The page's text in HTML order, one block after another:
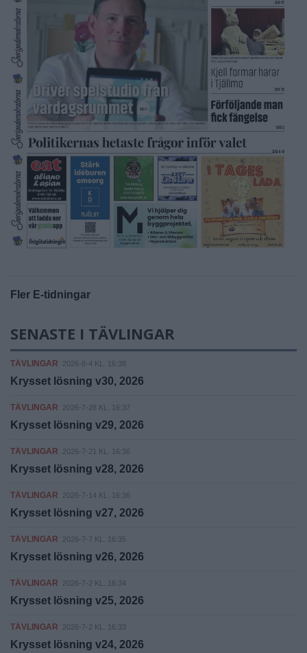
Fler E-tidningar
SENASTE I TÄVLINGAR
TÄVLINGAR 2026-8-4 KL. 16:38
Krysset lösning v30, 2026
TÄVLINGAR 2026-7-28 KL. 16:37
Krysset lösning v29, 2026
TÄVLINGAR 2026-7-21 KL. 16:36
Krysset lösning v28, 2026
TÄVLINGAR 2026-7-14 KL. 16:36
Krysset lösning v27, 2026
TÄVLINGAR 2026-7-7 KL. 16:35
Krysset lösning v26, 2026
TÄVLINGAR 2026-7-2 KL. 16:34
Krysset lösning v25, 2026
TÄVLINGAR 2026-7-2 KL. 16:33
Krysset lösning v24, 2026